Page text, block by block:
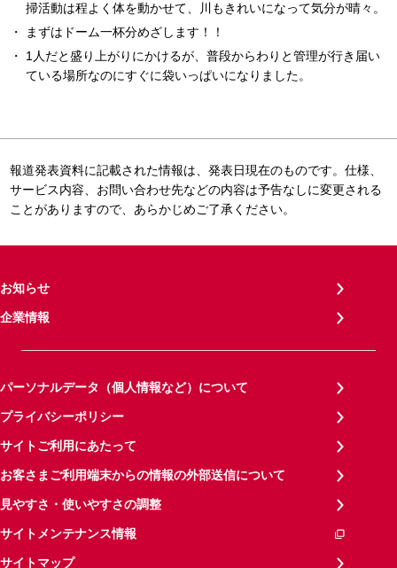
掃活動は程よく体を動かせて、川もきれいになって気分が晴々。
まずはドーム一杯分めざします！！
1人だと盛り上がりにかけるが、普段からわりと管理が行き届い
ている場所なのにすぐに袋いっぱいになりました。
報道発表資料に記載された情報は、発表日現在のものです。仕様、
サービス内容、お問い合わせ先などの内容は予告なしに変更される
ことがありますので、あらかじめご了承ください。
お知らせ
企業情報
パーソナルデータ（個人情報など）について
プライバシーポリシー
サイトご利用にあたって
お客さまご利用端末からの情報の外部送信について
見やすさ・使いやすさの調整
サイトメンテナンス情報
サイトマップ